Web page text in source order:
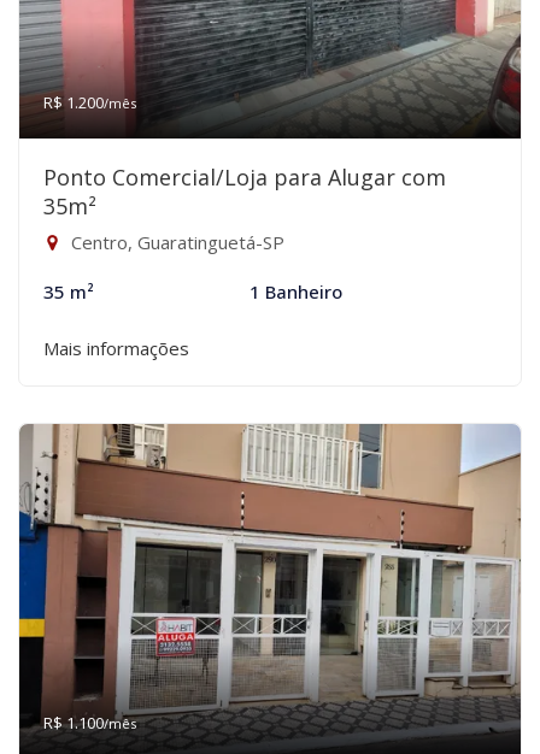
R$ 1.200/mês
Ponto Comercial/Loja para Alugar com
35m²
Centro, Guaratinguetá-SP
35 m² 1 Banheiro
Mais informações
R$ 1.100/mês